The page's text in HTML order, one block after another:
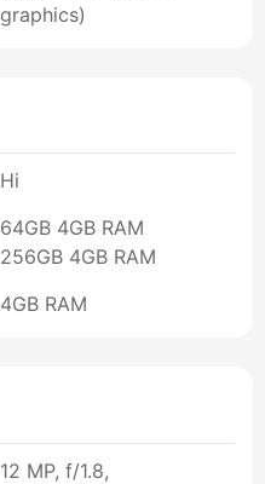
graphics)
Ні
64GB 4GB RAM
256GB 4GB RAM
4GB RAM
12 MP, f/1.8,